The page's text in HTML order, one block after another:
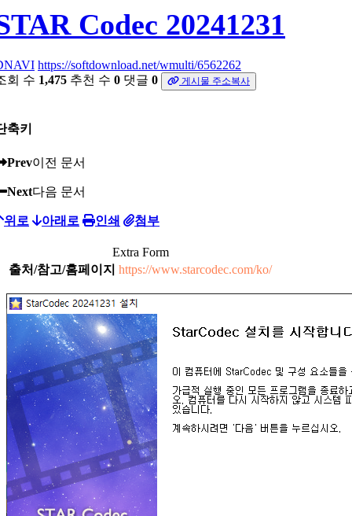
Codec 20241231
https://softdownload.net/wmulti/6562262
회 수 1,475 추천 수 0 댓글 0 게시물 주소복사
축키
Prev이전 문서
Next다음 문서
위로 아래로 인쇄 첨부
Extra Form
출처/참고/홈페이지 https://www.starcodec.com/ko/